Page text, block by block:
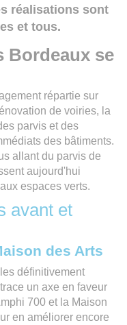
réalisations sont
et tous.
Bordeaux se
répartie sur
de voiries, la
parvis et des
des bâtiments.
allant du parvis de
aujourd'hui
espaces verts.
avant et
des Arts
définitivement
un axe en faveur
700 et la Maison
en améliorer encore